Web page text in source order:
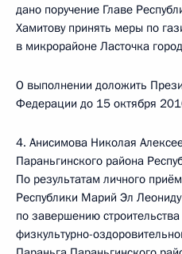
дано поручение Главе
Хамитову принять меры по
в микрорайоне Ласточка
О выполнении доложить
Федерации до 15 октября
4. Анисимова Николая
Параньгинского района
По результатам личного
Республики Марий Эл
по завершению
физкультурно-